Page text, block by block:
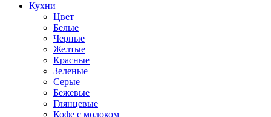
Кухни
Цвет
Белые
Черные
Желтые
Красные
Зеленые
Серые
Бежевые
Глянцевые
Кофе с молоком